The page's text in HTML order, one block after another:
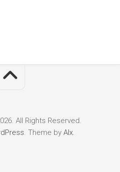
All Rights Reserved.
. Theme by Alx.